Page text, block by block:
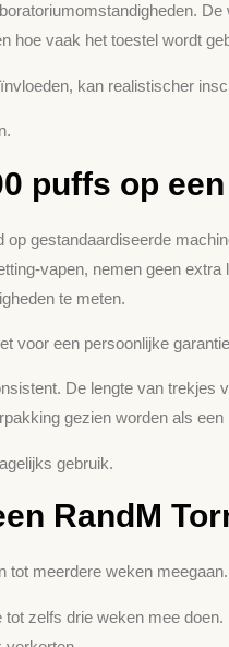
hoe vaak het toestel wordt
kan realistischer
puffs op
gestandaardiseerde
vapen, nemen geen
te meten.
voor een persoonlijke
De lengte van
gezien worden als een
gebruik.
RandM
tot meerdere weken meegaan.
zelfs drie weken mee